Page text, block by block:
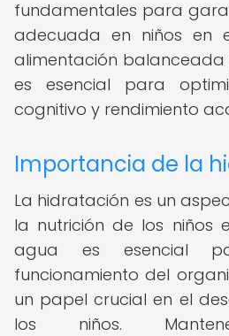
fundamentales para
adecuada en niños en
alimentación balanceada
es esencial para
cognitivo y rendimiento
Importancia de la
La hidratación es un
la nutrición de los niños
agua es esencial
funcionamiento del
un papel crucial en el
los niños.